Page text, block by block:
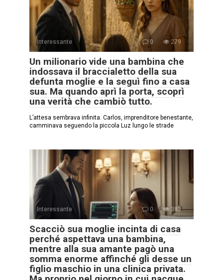
Interessante 0 279
Un milionario vide una bambina che
indossava il braccialetto della sua
defunta moglie e la seguì fino a casa
sua. Ma quando aprì la porta, scoprì
una verità che cambiò tutto.
L’attesa sembrava infinita. Carlos, imprenditore benestante,
camminava seguendo la piccola Luz lungo le strade
Interessante 0 383
Scacciò sua moglie incinta di casa
perché aspettava una bambina,
mentre alla sua amante pagò una
somma enorme affinché gli desse un
figlio maschio in una clinica privata.